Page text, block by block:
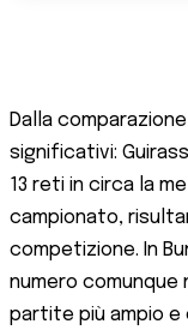
Dalla
significativi:
13 reti in circa la
campionato,
competizione​. In
numero
partite più ampio e